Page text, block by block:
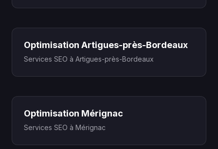
Optimisation Artigues-près-Bordeaux
Services SEO à Artigues-près-Bordeaux
Optimisation Mérignac
Services SEO à Mérignac